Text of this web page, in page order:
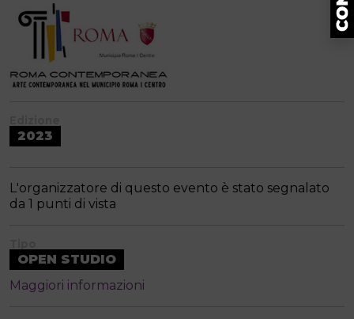
2023
L'organizzatore di questo evento è stato segnalato
da 1 punti di vista
OPEN STUDIO
Maggiori informazioni